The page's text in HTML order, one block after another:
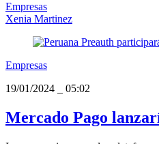
Empresas
Xenia Martinez
Empresas
19/01/2024
05:02
Mercado Pago